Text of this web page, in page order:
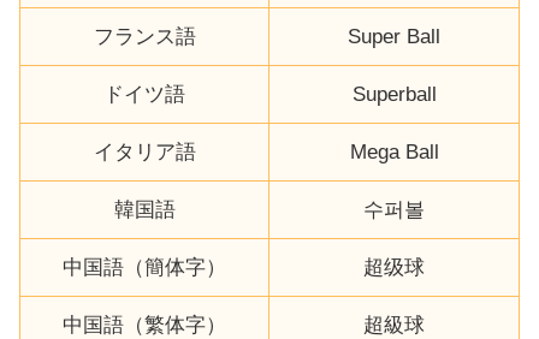
フランス語 Super Ball
ドイツ語 Superball
イタリア語 Mega Ball
韓国語 수퍼볼
中国語（簡体字） 超级球
中国語（繁体字） 超級球